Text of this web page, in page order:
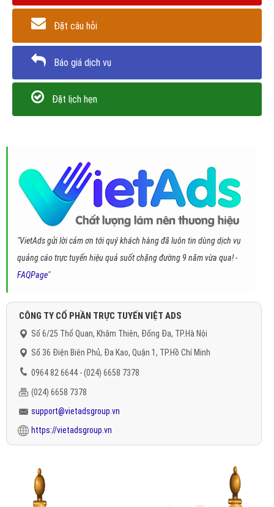
Đặt câu hỏi
Báo giá dịch vụ
Đặt lịch hẹn
"VietAds gửi lời cảm ơn tới quý khách hàng đã luôn tin dùng dịch vụ
quảng cáo trực tuyến hiệu quả suốt chặng đường 9 năm vừa qua! -
FAQPage"
CÔNG TY CỔ PHẦN TRỰC TUYẾN VIỆT ADS
Số 6/25 Thổ Quan, Khâm Thiên, Đống Đa, TP.Hà Nội
Số 36 Điện Biên Phủ, Đa Kao, Quận 1, TP.Hồ Chí Minh
0964 82 6644 - (024) 6658 7378
(024) 6658 7378
support@vietadsgroup.vn
https://vietadsgroup.vn